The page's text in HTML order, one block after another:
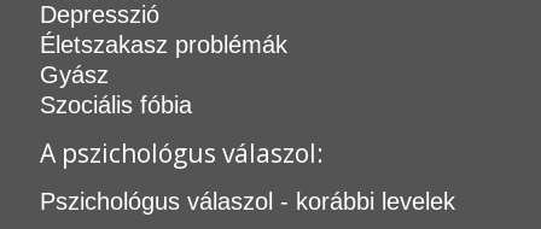
Depresszió
Életszakasz problémák
Gyász
Szociális fóbia
A pszichológus válaszol:
Pszichológus válaszol - korábbi levelek